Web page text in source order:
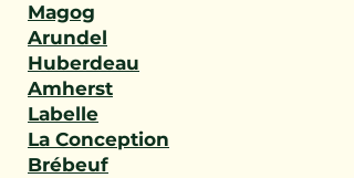
Magog
Arundel
Huberdeau
Amherst
Labelle
La Conception
Brébeuf